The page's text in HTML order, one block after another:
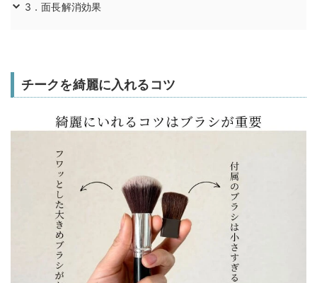
3．面長解消効果
チークを綺麗に入れるコツ